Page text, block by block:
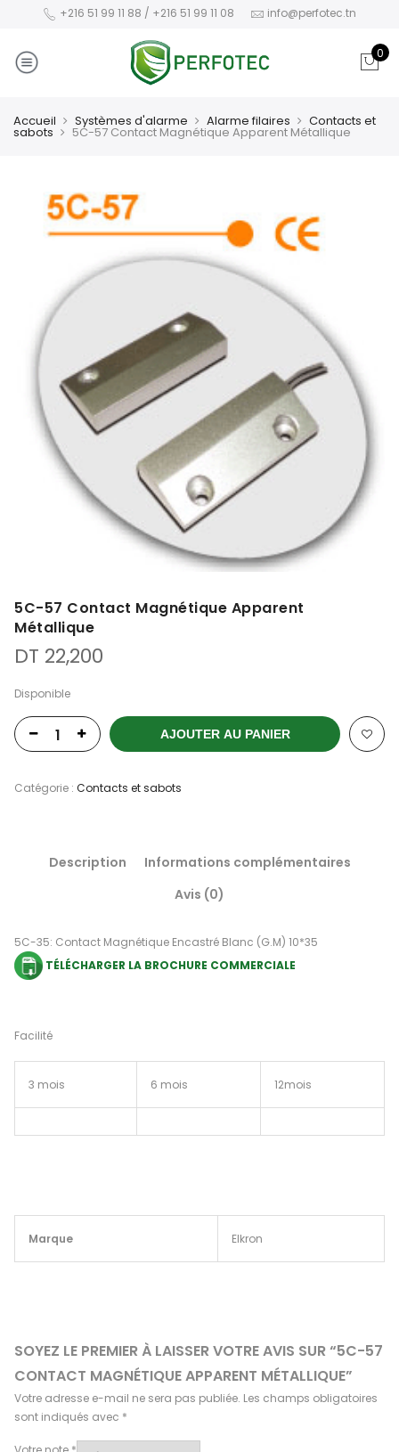
+216 51 99 11 88 / +216 51 99 11 08 info@perfotec.tn
0
Accueil Systèmes d'alarme Alarme filaires Contacts et
sabots 5C-57 Contact Magnétique Apparent Métallique
5C-57 Contact Magnétique Apparent
Métallique
DT 22,200
Disponible
AJOUTER AU PANIER
Catégorie : Contacts et sabots
Description
Informations complémentaires
Avis (0)
5C-35: Contact Magnétique Encastré Blanc (G.M) 10*35
TÉLÉCHARGER LA BROCHURE COMMERCIALE
Facilité
3 mois 6 mois 12mois
Marque Elkron
SOYEZ LE PREMIER À LAISSER VOTRE AVIS SUR “5C-57
CONTACT MAGNÉTIQUE APPARENT MÉTALLIQUE”
Votre adresse e-mail ne sera pas publiée. Les champs obligatoires
sont indiqués avec *